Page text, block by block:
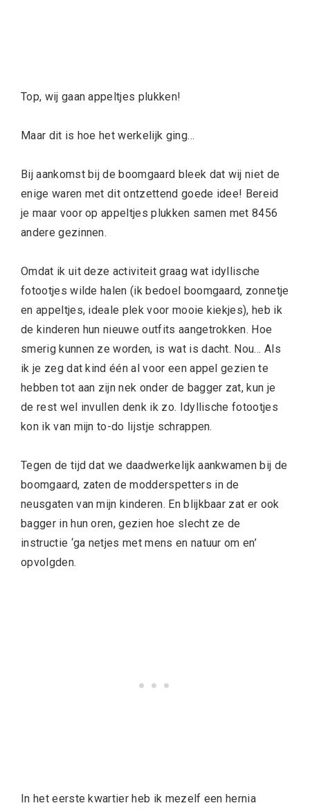
Top, wij gaan appeltjes plukken!
Maar dit is hoe het werkelijk ging…
Bij aankomst bij de boomgaard bleek dat wij niet de
enige waren met dit ontzettend goede idee! Bereid
je maar voor op appeltjes plukken samen met 8456
andere gezinnen.
Omdat ik uit deze activiteit graag wat idyllische
fotootjes wilde halen (ik bedoel boomgaard, zonnetje
en appeltjes, ideale plek voor mooie kiekjes), heb ik
de kinderen hun nieuwe outfits aangetrokken. Hoe
smerig kunnen ze worden, is wat is dacht. Nou… Als
ik je zeg dat kind één al voor een appel gezien te
hebben tot aan zijn nek onder de bagger zat, kun je
de rest wel invullen denk ik zo. Idyllische fotootjes
kon ik van mijn to-do lijstje schrappen.
Tegen de tijd dat we daadwerkelijk aankwamen bij de
boomgaard, zaten de modderspetters in de
neusgaten van mijn kinderen. En blijkbaar zat er ook
bagger in hun oren, gezien hoe slecht ze de
instructie ‘ga netjes met mens en natuur om en’
opvolgden.
In het eerste kwartier heb ik mezelf een hernia